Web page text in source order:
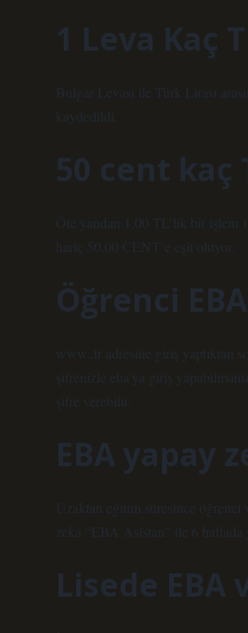
1 Leva Kaç
Bulgar Levası ile Türk Lirası
kaydedildi.
50 cent kaç
Öte yandan 1,00 TL’lik bir işlem
hariç 50,00 CENT’e eşit oluyor.
Öğrenci
www..tr adresine giriş yaptıktan
şifrenizle eba’ya giriş
şifre verebilir.
EBA yapay
Uzaktan eğitim süresince öğrenci
zeka “EBA Asistan” ile 6 haftada
Lisede EBA